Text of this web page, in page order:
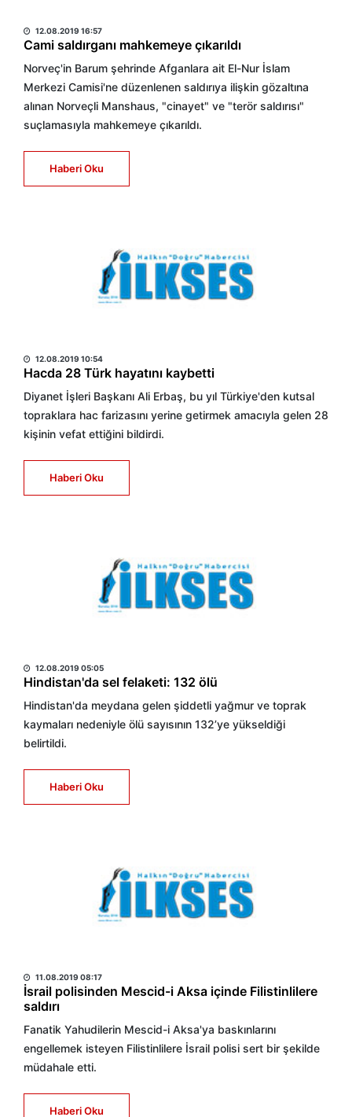
12.08.2019 16:57
Cami saldırganı mahkemeye çıkarıldı
Norveç'in Barum şehrinde Afganlara ait El-Nur İslam
Merkezi Camisi'ne düzenlenen saldırıya ilişkin gözaltına
alınan Norveçli Manshaus, "cinayet" ve "terör saldırısı"
suçlamasıyla mahkemeye çıkarıldı.
Haberi Oku
12.08.2019 10:54
Hacda 28 Türk hayatını kaybetti
Diyanet İşleri Başkanı Ali Erbaş, bu yıl Türkiye'den kutsal
topraklara hac farizasını yerine getirmek amacıyla gelen 28
kişinin vefat ettiğini bildirdi.
Haberi Oku
12.08.2019 05:05
Hindistan'da sel felaketi: 132 ölü
Hindistan'da meydana gelen şiddetli yağmur ve toprak
kaymaları nedeniyle ölü sayısının 132’ye yükseldiği
belirtildi.
Haberi Oku
11.08.2019 08:17
İsrail polisinden Mescid-i Aksa içinde Filistinlilere
saldırı
Fanatik Yahudilerin Mescid-i Aksa'ya baskınlarını
engellemek isteyen Filistinlilere İsrail polisi sert bir şekilde
müdahale etti.
Haberi Oku